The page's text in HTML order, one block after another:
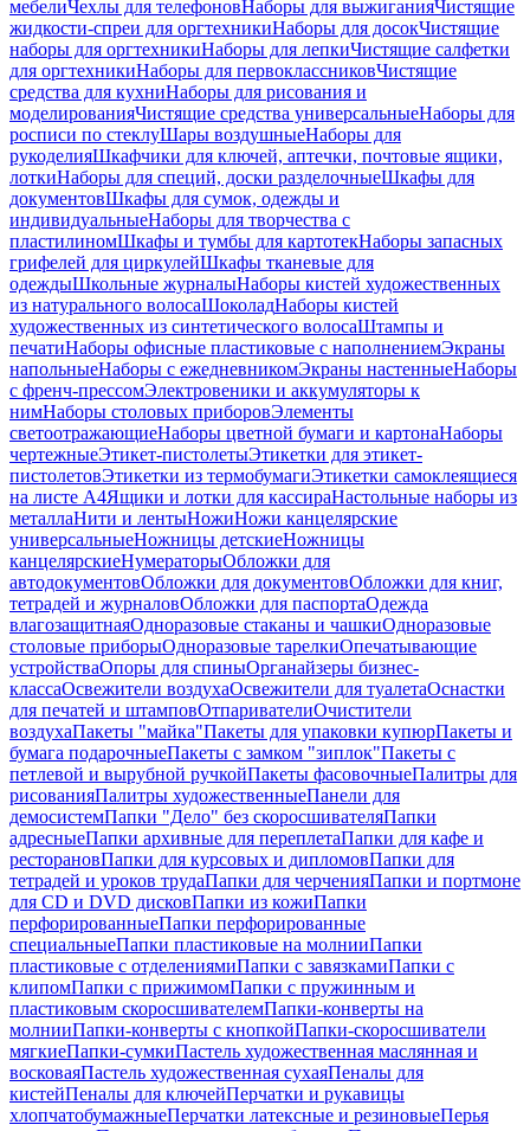
мебелиЧехлы для телефоновНаборы для выжиганияЧистящие
жидкости-спреи для оргтехникиНаборы для досокЧистящие
наборы для оргтехникиНаборы для лепкиЧистящие салфетки
для оргтехникиНаборы для первоклассниковЧистящие
средства для кухниНаборы для рисования и
моделированияЧистящие средства универсальныеНаборы для
росписи по стеклуШары воздушныеНаборы для
рукоделияШкафчики для ключей, аптечки, почтовые ящики,
лоткиНаборы для специй, доски разделочныеШкафы для
документовШкафы для сумок, одежды и
индивидуальныеНаборы для творчества с
пластилиномШкафы и тумбы для картотекНаборы запасных
грифелей для циркулейШкафы тканевые для
одеждыШкольные журналыНаборы кистей художественных
из натурального волосаШоколадНаборы кистей
художественных из синтетического волосаШтампы и
печатиНаборы офисные пластиковые с наполнениемЭкраны
напольныеНаборы с ежедневникомЭкраны настенныеНаборы
с френч-прессомЭлектровеники и аккумуляторы к
нимНаборы столовых приборовЭлементы
светоотражающиеНаборы цветной бумаги и картонаНаборы
чертежныеЭтикет-пистолетыЭтикетки для этикет-
пистолетовЭтикетки из термобумагиЭтикетки самоклеящиеся
на листе А4Ящики и лотки для кассираНастольные наборы из
металлаНити и лентыНожиНожи канцелярские
универсальныеНожницы детскиеНожницы
канцелярскиеНумераторыОбложки для
автодокументовОбложки для документовОбложки для книг,
тетрадей и журналовОбложки для паспортаОдежда
влагозащитнаяОдноразовые стаканы и чашкиОдноразовые
столовые приборыОдноразовые тарелкиОпечатывающие
устройстваОпоры для спиныОрганайзеры бизнес-
классаОсвежители воздухаОсвежители для туалетаОснастки
для печатей и штамповОтпаривателиОчистители
воздухаПакеты "майка"Пакеты для упаковки купюрПакеты и
бумага подарочныеПакеты с замком "зиплок"Пакеты с
петлевой и вырубной ручкойПакеты фасовочныеПалитры для
рисованияПалитры художественныеПанели для
демосистемПапки "Дело" без скоросшивателяПапки
адресныеПапки архивные для переплетаПапки для кафе и
ресторановПапки для курсовых и дипломовПапки для
тетрадей и уроков трудаПапки для черченияПапки и портмоне
для CD и DVD дисковПапки из кожиПапки
перфорированныеПапки перфорированные
специальныеПапки пластиковые на молнииПапки
пластиковые с отделениямиПапки с завязкамиПапки с
клипомПапки с прижимомПапки с пружинным и
пластиковым скоросшивателемПапки-конверты на
молнииПапки-конверты с кнопкойПапки-скоросшиватели
мягкиеПапки-сумкиПастель художественная маслянная и
восковаяПастель художественная сухаяПеналы для
кистейПеналы для ключейПерчатки и рукавицы
хлопчатобумажныеПерчатки латексные и резиновыеПерья